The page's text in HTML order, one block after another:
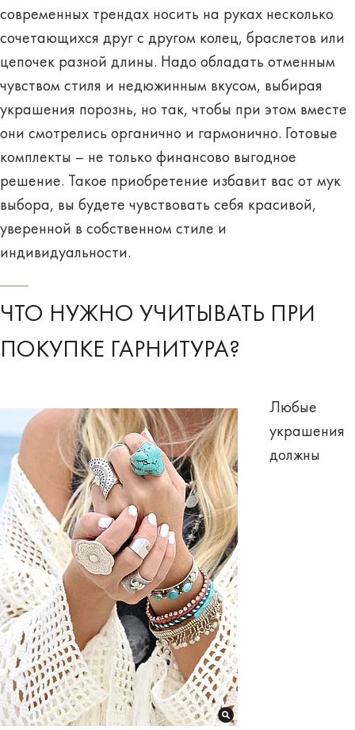
современных трендах носить на руках несколько
сочетающихся друг с другом колец, браслетов или
цепочек разной длины. Надо обладать отменным
чувством стиля и недюжинным вкусом, выбирая
украшения порознь, но так, чтобы при этом вместе
они смотрелись органично и гармонично. Готовые
комплекты – не только финансово выгодное
решение. Такое приобретение избавит вас от мук
выбора, вы будете чувствовать себя красивой,
уверенной в собственном стиле и
индивидуальности.
ЧТО НУЖНО УЧИТЫВАТЬ ПРИ
ПОКУПКЕ ГАРНИТУРА?
Любые
украшения
должны